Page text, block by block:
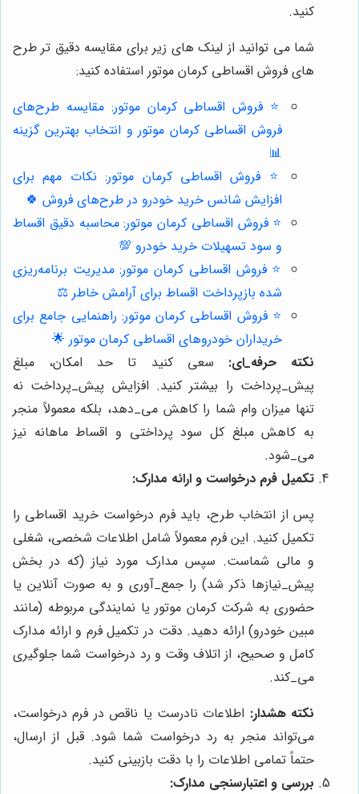
کنید.
شما می توانید از لینک های زیر برای مقایسه دقیق تر طرح
های فروش اقساطی کرمان موتور استفاده کنید:
⭐️ فروش اقساطی کرمان موتور: مقایسه طرح‌های
فروش اقساطی کرمان موتور و انتخاب بهترین گزینه
📊
⭐️ فروش اقساطی کرمان موتور: نکات مهم برای
افزایش شانس خرید خودرو در طرح‌های فروش 🍀
⭐️ فروش اقساطی کرمان موتور: محاسبه دقیق اقساط
و سود تسهیلات خرید خودرو 💯
⭐️ فروش اقساطی کرمان موتور: مدیریت برنامه‌ریزی
شده بازپرداخت اقساط برای آرامش خاطر ⚖️
⭐️ فروش اقساطی کرمان موتور: راهنمایی جامع برای
خریداران خودروهای اقساطی کرمان موتور 🌟
نکته حرفه_ای: سعی کنید تا حد امکان، مبلغ
پیش‌_پرداخت را بیشتر کنید. افزایش پیش‌_پرداخت نه
تنها میزان وام شما را کاهش می‌_دهد، بلکه معمولاً منجر
به کاهش مبلغ کل سود پرداختی و اقساط ماهانه نیز
می‌_شود.
تکمیل فرم درخواست و ارائه مدارک:
پس از انتخاب طرح، باید فرم درخواست خرید اقساطی را
تکمیل کنید. این فرم معمولاً شامل اطلاعات شخصی، شغلی
و مالی شماست. سپس مدارک مورد نیاز (که در بخش
پیش‌_نیازها ذکر شد) را جمع‌_آوری و به صورت آنلاین یا
حضوری به شرکت کرمان موتور یا نمایندگی مربوطه (مانند
مبین خودرو) ارائه دهید. دقت در تکمیل فرم و ارائه مدارک
کامل و صحیح، از اتلاف وقت و رد درخواست شما جلوگیری
می‌_کند.
نکته هشدار: اطلاعات نادرست یا ناقص در فرم درخواست،
می‌تواند منجر به رد درخواست شما شود. قبل از ارسال،
حتماً تمامی اطلاعات را با دقت بازبینی کنید.
بررسی و اعتبارسنجی مدارک: